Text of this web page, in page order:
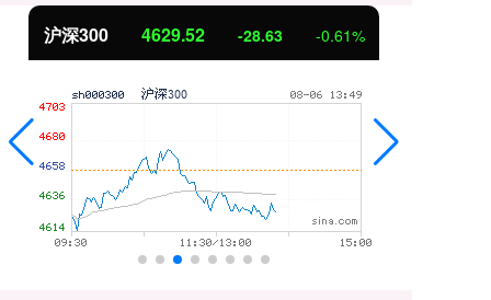
沪深300 4629.52 -28.63 -0.61%